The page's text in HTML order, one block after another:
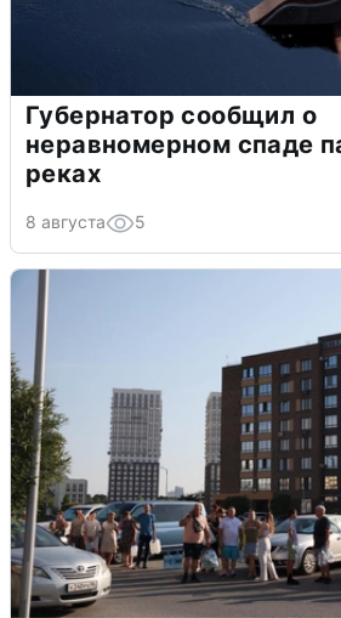
Губернатор сообщил о
неравномерном спаде
реках
8 августа 5